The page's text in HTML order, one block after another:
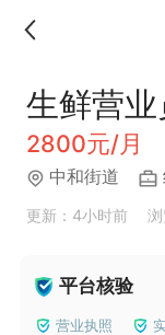
生鲜营业
2800元/月
中和街道
更新：4小时前
平台核验
营业执照